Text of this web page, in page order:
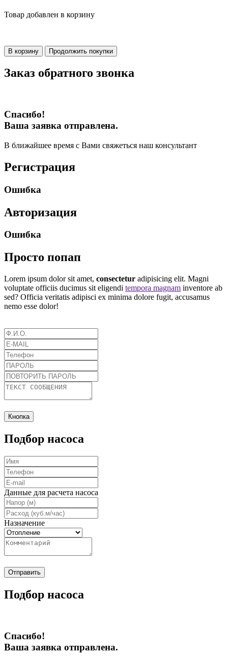
Товар добавлен в корзину
В корзину Продолжить покупки
Заказ обратного звонка
Спасибо!
Ваша заявка отправлена.
В ближайшее время с Вами свяжеться наш консультант
Регистрация
Ошибка
Авторизация
Ошибка
Просто попап
Lorem ipsum dolor sit amet, consectetur adipisicing elit. Magni
voluptate officiis ducimus sit eligendi tempora magnam inventore ab
sed? Officia veritatis adipisci ex minima dolore fugit, accusamus
nemo esse dolor!
Кнопка
Подбор насоса
Данные для расчета насоса
Назначение
Отправить
Подбор насоса
Спасибо!
Ваша заявка отправлена.